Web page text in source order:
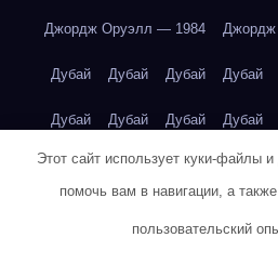
Джордж Оруэлл — 1984
Дубай Дубай Дубай Дубай
Дубай Дубай Дубай Дубай
Дубай Дубай Дубай Дубай
Этот сайт использует куки-файлы
помочь вам в навигации, а
пользовательский